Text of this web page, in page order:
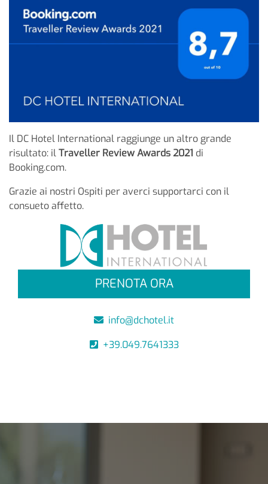
Il DC Hotel International raggiunge un altro grande
risultato: ilTraveller Review Awards 2021 di
Booking.com.
Grazie ai nostri Ospiti per averci supportarci con il
consueto affetto.
PRENOTA ORA
info@dchotel.it
+39.049.7641333